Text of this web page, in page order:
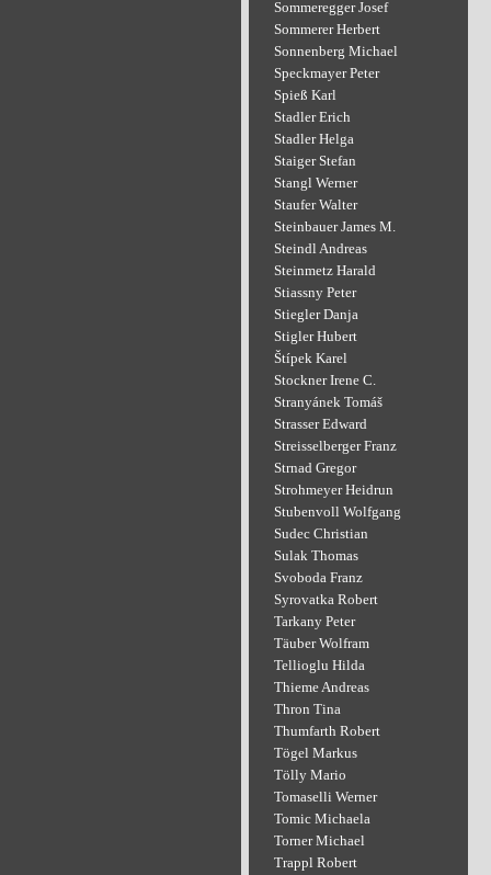
Sommeregger Josef
Sommerer Herbert
Sonnenberg Michael
Speckmayer Peter
Spieß Karl
Stadler Erich
Stadler Helga
Staiger Stefan
Stangl Werner
Staufer Walter
Steinbauer James M.
Steindl Andreas
Steinmetz Harald
Stiassny Peter
Stiegler Danja
Stigler Hubert
Štípek Karel
Stockner Irene C.
Stranyánek Tomáš
Strasser Edward
Streisselberger Franz
Strnad Gregor
Strohmeyer Heidrun
Stubenvoll Wolfgang
Sudec Christian
Sulak Thomas
Svoboda Franz
Syrovatka Robert
Tarkany Peter
Täuber Wolfram
Tellioglu Hilda
Thieme Andreas
Thron Tina
Thumfarth Robert
Tögel Markus
Tölly Mario
Tomaselli Werner
Tomic Michaela
Torner Michael
Trappl Robert